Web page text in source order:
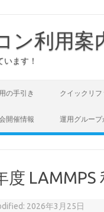
ン利用案
ます！
の手引き クイックリフ
開催情報 運用グルー
度
2026年3月25日